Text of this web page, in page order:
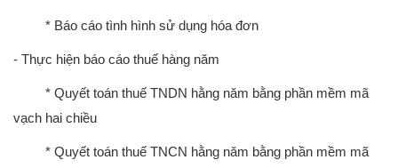
* Báo cáo tình hình sử dụng hóa đơn
- Thực hiện báo cáo thuế hàng năm
* Quyết toán thuế TNDN hằng năm bằng phần mềm mã
vạch hai chiều
* Quyết toán thuế TNCN hằng năm bằng phần mềm mã